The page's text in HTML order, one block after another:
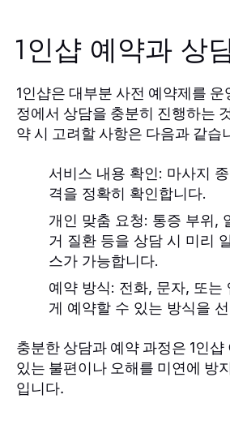
1인샵 예약과 상
1인샵은 대부분 사전 예약제를
정에서 상담을 충분히 진행하는
약 시 고려할 사항은 다음과 같습
서비스 내용 확인: 마사지
격을 정확히 확인합니다.
개인 맞춤 요청: 통증 부위,
거 질환 등을 상담 시 미리
스가 가능합니다.
예약 방식: 전화, 문자, 또는
게 예약할 수 있는 방식을
충분한 상담과 예약 과정은 1인샵
있는 불편이나 오해를 미연에 방
입니다.